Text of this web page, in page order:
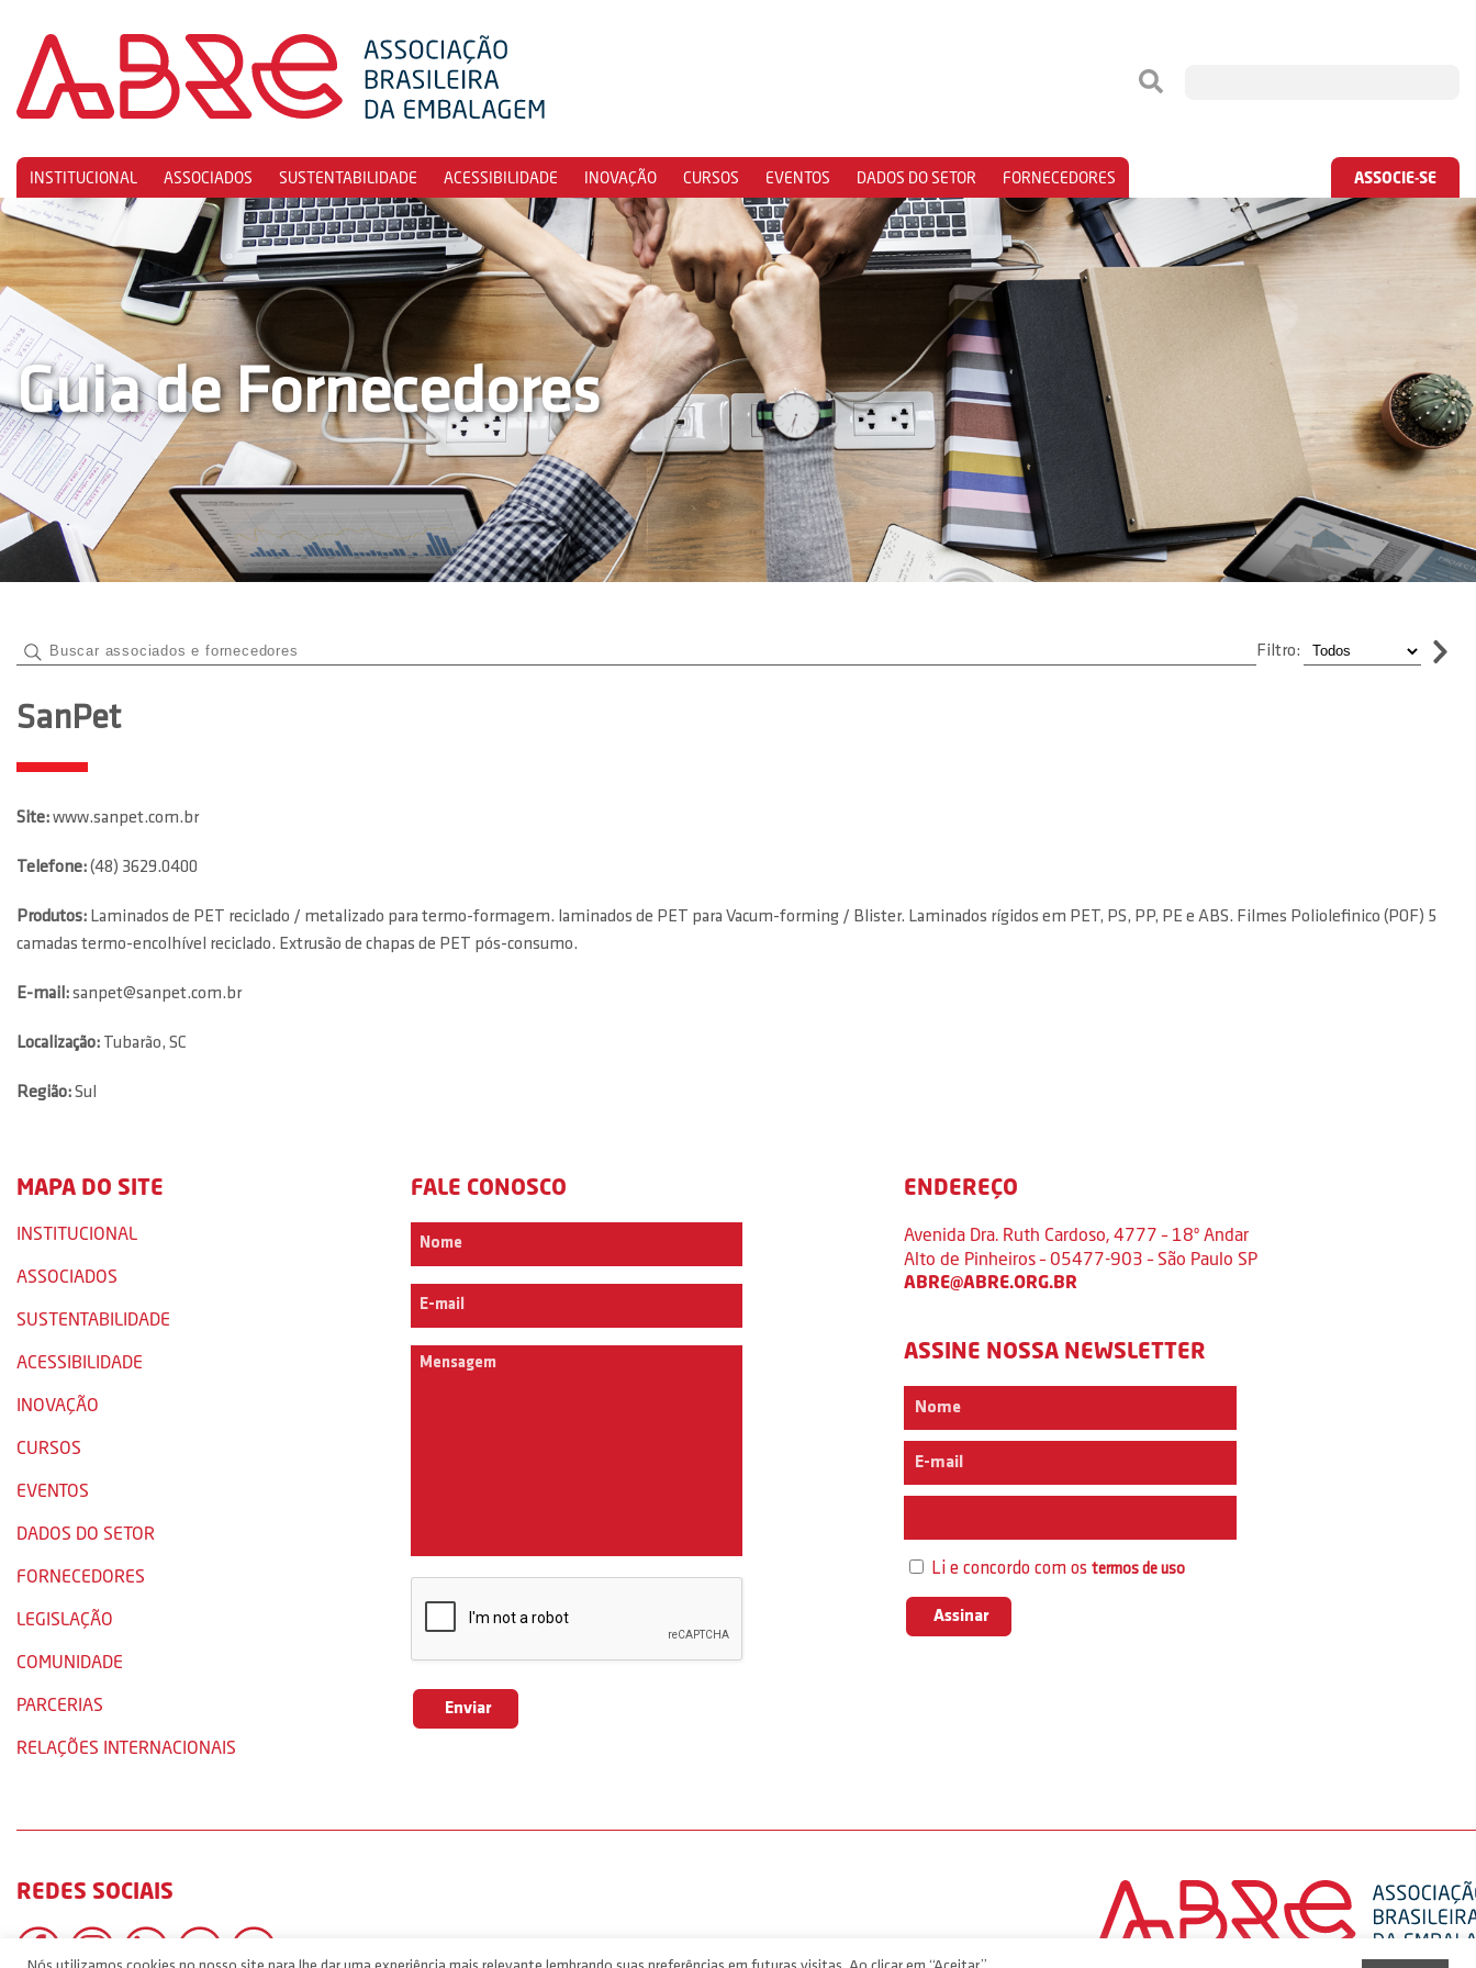
INSTITUCIONAL ASSOCIADOS SUSTENTABILIDADE ACESSIBILIDADE INOVAÇÃO CURSOS EVENTOS DADOS DO SETOR FORNECEDORES ASSOCIE-SE
Guia de Fornecedores
Filtro:
SanPet
Site:www.sanpet.com.br
Telefone:(48) 3629.0400
Produtos: Laminados de PET reciclado / metalizado para termo-formagem. laminados de PET para Vacum-forming / Blister. Laminados rígidos em PET, PS, PP, PE e ABS. Filmes Poliolefinico (POF) 5
camadas termo-encolhível reciclado. Extrusão de chapas de PET pós-consumo.
E-mail:sanpet@sanpet.com.br
Localização: Tubarão, SC
Região:Sul
MAPA DO SITE
INSTITUCIONAL
ASSOCIADOS
SUSTENTABILIDADE
ACESSIBILIDADE
INOVAÇÃO
CURSOS
EVENTOS
DADOS DO SETOR
FORNECEDORES
LEGISLAÇÃO
COMUNIDADE
PARCERIAS
RELAÇÕES INTERNACIONAIS
FALE CONOSCO ENDEREÇO
Avenida Dra. Ruth Cardoso, 4777 – 18º Andar
Alto de Pinheiros – 05477-903 – São Paulo SP
ABRE@ABRE.ORG.BR
ASSINE NOSSA NEWSLETTER
Li e concordo com ostermos de uso
REDES SOCIAIS